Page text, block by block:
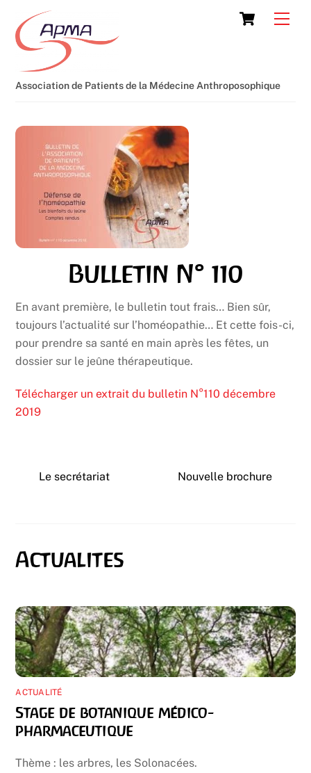
content
Cart
Association de Patients de la Médecine Anthroposophique
Bulletin N° 110
En avant première, le bulletin tout frais… Bien sûr,
toujours l’actualité sur l’homéopathie… Et cette fois-ci,
pour prendre sa santé en main après les fêtes, un
dossier sur le jeûne thérapeutique.
Télécharger un extrait du bulletin N°110 décembre
2019
Le secrétariat Nouvelle brochure
ACTUALITÉ
Stage de botanique médico-
pharmaceutique
Thème : les arbres, les Solonacées.